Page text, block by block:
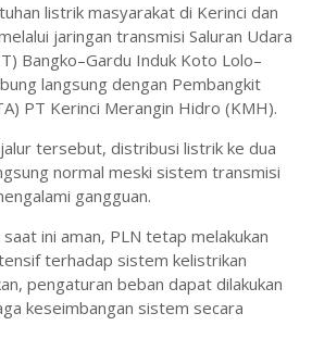
listrik masyarakat di Kerinci dan
jaringan transmisi Saluran Udara
Bangko–Gardu Induk Koto Lolo–
langsung dengan Pembangkit
PT Kerinci Merangin Hidro (KMH).
tersebut, distribusi listrik ke dua
normal meski sistem transmisi
gangguan.
ini aman, PLN tetap melakukan
terhadap sistem kelistrikan
pengaturan beban dapat dilakukan
keseimbangan sistem secara